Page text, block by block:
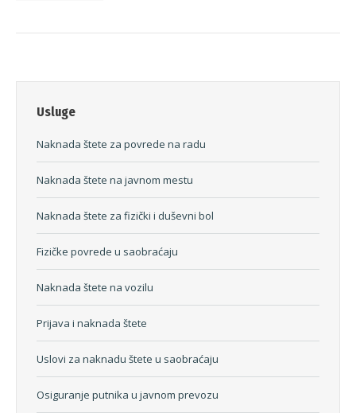
Usluge
Naknada štete za povrede na radu
Naknada štete na javnom mestu
Naknada štete za fizički i duševni bol
Fizičke povrede u saobraćaju
Naknada štete na vozilu
Prijava i naknada štete
Uslovi za naknadu štete u saobraćaju
Osiguranje putnika u javnom prevozu